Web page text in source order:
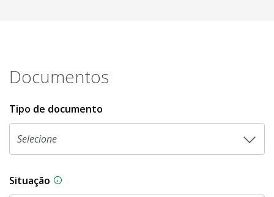
Documentos
Tipo de documento
Situação Na CLDF, as proposições legislativas